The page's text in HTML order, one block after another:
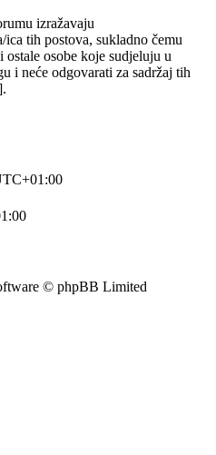
izražavaju
ica tih postova, sukladno čemu
osobe koje sudjeluju u
i neće odgovarati za sadržaj tih
© phpBB Limited